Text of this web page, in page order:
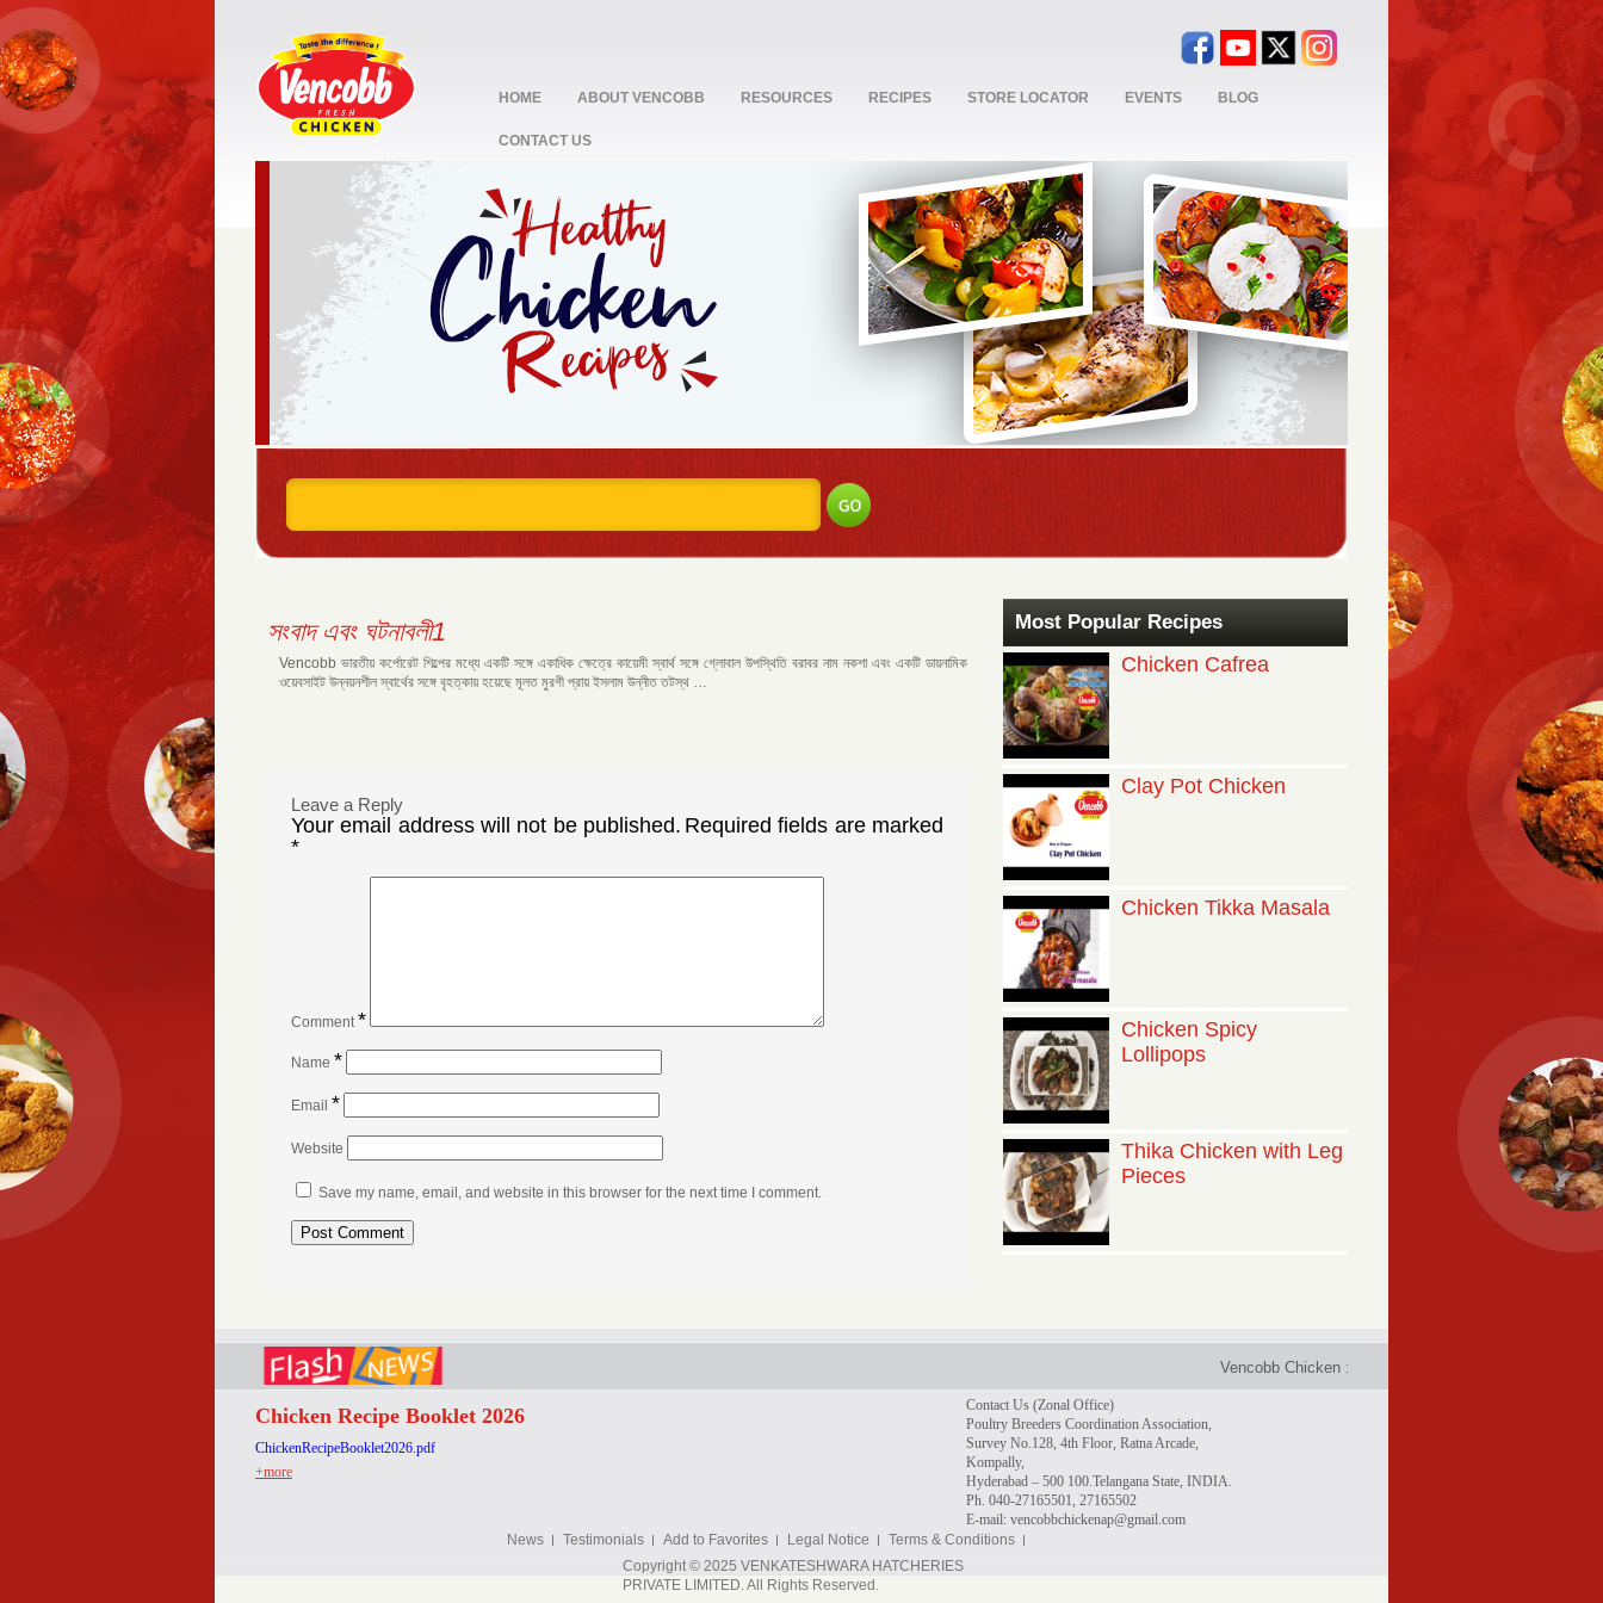
HOME ABOUT VENCOBB RESOURCES RECIPES STORE LOCATOR EVENTS BLOG
CONTACT US
2
সংবাদ এবং ঘটনাবলী1
Vencobb ভারতীয় কর্পোরেট শিল্পের মধ্যে একটি সঙ্গে একাধিক ক্ষেত্রে কায়েমী স্বার্থ সঙ্গে গ্লোবাল উপস্থিতি বরাবর নাম নকশা এবং একটি ডায়নামিক
ওয়েবসাইট উন্নয়নশীল স্বার্থের সঙ্গে বৃহত্কায় হয়েছে মূলত মুরগী ​​প্রায় ইসলাম উন্নীত তটস্থ …
Leave a Reply
Your email address will not be published. Required fields are marked
*
Comment*
Name *
Email *
Website
Save my name, email, and website in this browser for the next time I comment.
Most Popular Recipes
Chicken Cafrea
Clay Pot Chicken
Chicken Tikka Masala
Chicken Spicy
Lollipops
Thika Chicken with Leg
Pieces
Vencobb Chicken : Taste the difference - Rich in
Chicken Recipe Booklet 2026
ChickenRecipeBooklet2026.pdf
+more
Contact Us (Zonal Office)
Poultry Breeders Coordination Association,
Survey No.128, 4th Floor, Ratna Arcade,
Kompally,
Hyderabad – 500 100.Telangana State, INDIA.
Ph. 040-27165501, 27165502
E-mail: vencobbchickenap@gmail.com
News
Testimonials Add to Favorites Legal Notice
Terms & Conditions
Copyright © 2025 VENKATESHWARA HATCHERIES
PRIVATE LIMITED. All Rights Reserved.